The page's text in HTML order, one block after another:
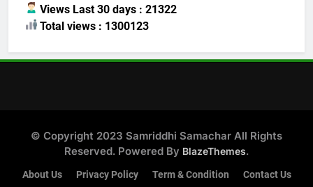
Views Last 30 days : 21322
Total views : 1300123
© Copyright 2023 Samriddhi Samachar All Rights
Reserved. Powered By BlazeThemes.
About Us Privacy Policy Term & Condition
Contact Us